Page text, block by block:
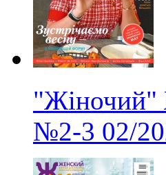
"Жіночий"
№2-3 02/